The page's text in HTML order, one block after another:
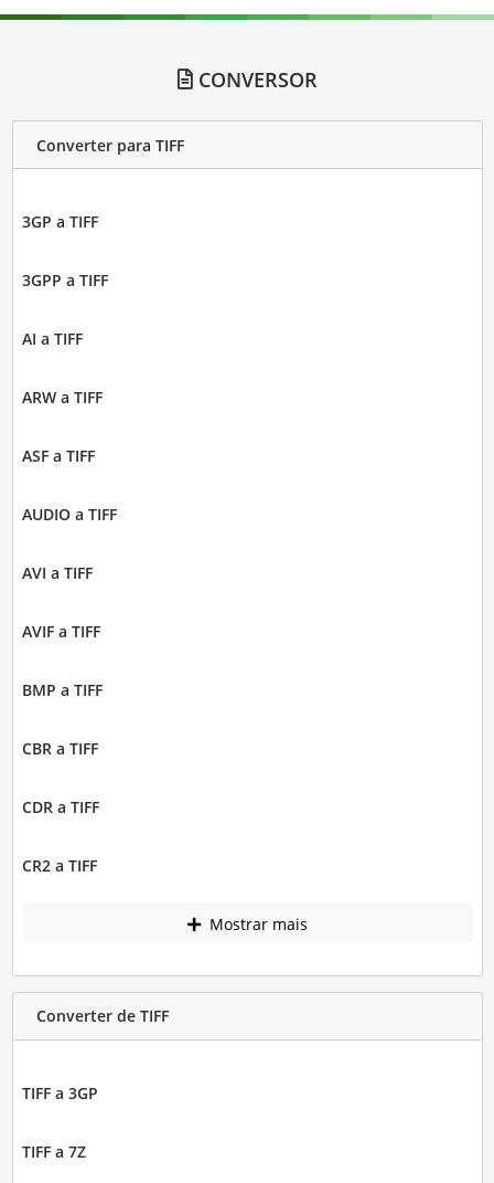
CONVERSOR
Converter para TIFF
3GP a TIFF
3GPP a TIFF
AI a TIFF
ARW a TIFF
ASF a TIFF
AUDIO a TIFF
AVI a TIFF
AVIF a TIFF
BMP a TIFF
CBR a TIFF
CDR a TIFF
CR2 a TIFF
Mostrar mais
Converter de TIFF
TIFF a 3GP
TIFF a 7Z